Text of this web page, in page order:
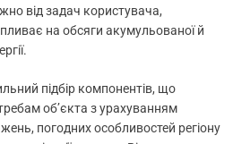
від задач користувача,
на обсяги акумульованої й
підбір компонентів, що
об’єкта з урахуванням
погодних особливостей регіону